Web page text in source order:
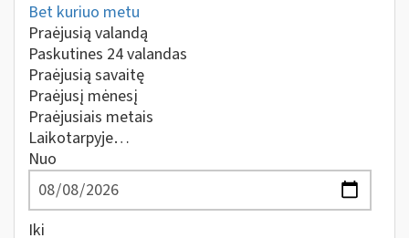
Bet kuriuo metu
Praėjusią valandą
Paskutines 24 valandas
Praėjusią savaitę
Praėjusį mėnesį
Praėjusiais metais
Laikotarpyje…
Nuo
Iki